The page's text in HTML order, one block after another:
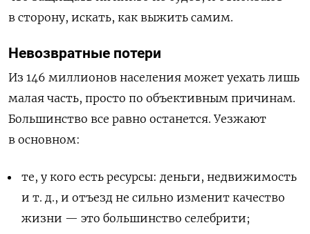
в сторону, искать, как выжить самим.
Невозвратные потери
Из 146 миллионов населения может уехать лишь
малая часть, просто по объективным причинам.
Большинство все равно останется. Уезжают
в основном:
те, у кого есть ресурсы: деньги, недвижимость
и т. д., и отъезд не сильно изменит качество
жизни — это большинство селебрити;